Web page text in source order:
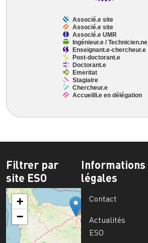
Associé.e site
Associé.e site
Associé.e UMR
Ingénieur.e / Technicien.ne
Enseignant.e-chercheur.e
Post-doctorant.e
Doctorant.e
Emeritat
Stagiaire
Chercheur.e
Accueilli.e en délégation
End of interactive chart.
Filtrer par
site ESO
+
−
Informations
légales
Contact
Actualités
ESO